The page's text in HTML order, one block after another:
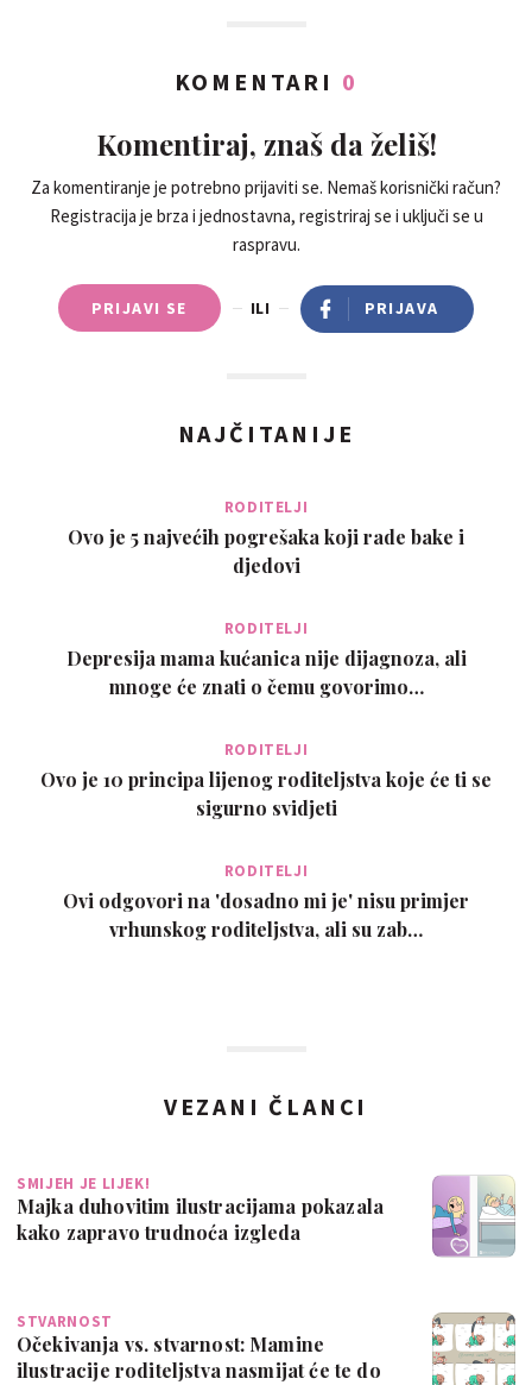
KOMENTARI 0
Komentiraj, znaš da želiš!
Za komentiranje je potrebno prijaviti se. Nemaš korisnički račun?
Registracija je brza i jednostavna, registriraj se i uključi se u
raspravu.
PRIJAVI SE ILI PRIJAVA
NAJČITANIJE
RODITELJI
Ovo je 5 najvećih pogrešaka koji rade bake i
djedovi
RODITELJI
Depresija mama kućanica nije dijagnoza, ali
mnoge će znati o čemu govorimo…
RODITELJI
Ovo je 10 principa lijenog roditeljstva koje će ti se
sigurno svidjeti
RODITELJI
Ovi odgovori na 'dosadno mi je' nisu primjer
vrhunskog roditeljstva, ali su zab…
VEZANI ČLANCI
SMIJEH JE LIJEK!
Majka duhovitim ilustracijama pokazala
kako zapravo trudnoća izgleda
STVARNOST
Očekivanja vs. stvarnost: Mamine
ilustracije roditeljstva nasmijat će te do